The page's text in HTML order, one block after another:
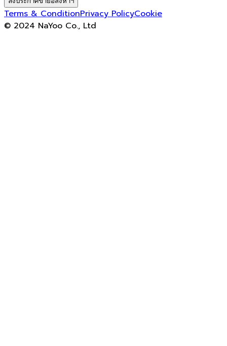
Terms & ConditionPrivacy PolicyCookie
© 2024 NaYoo Co., Ltd